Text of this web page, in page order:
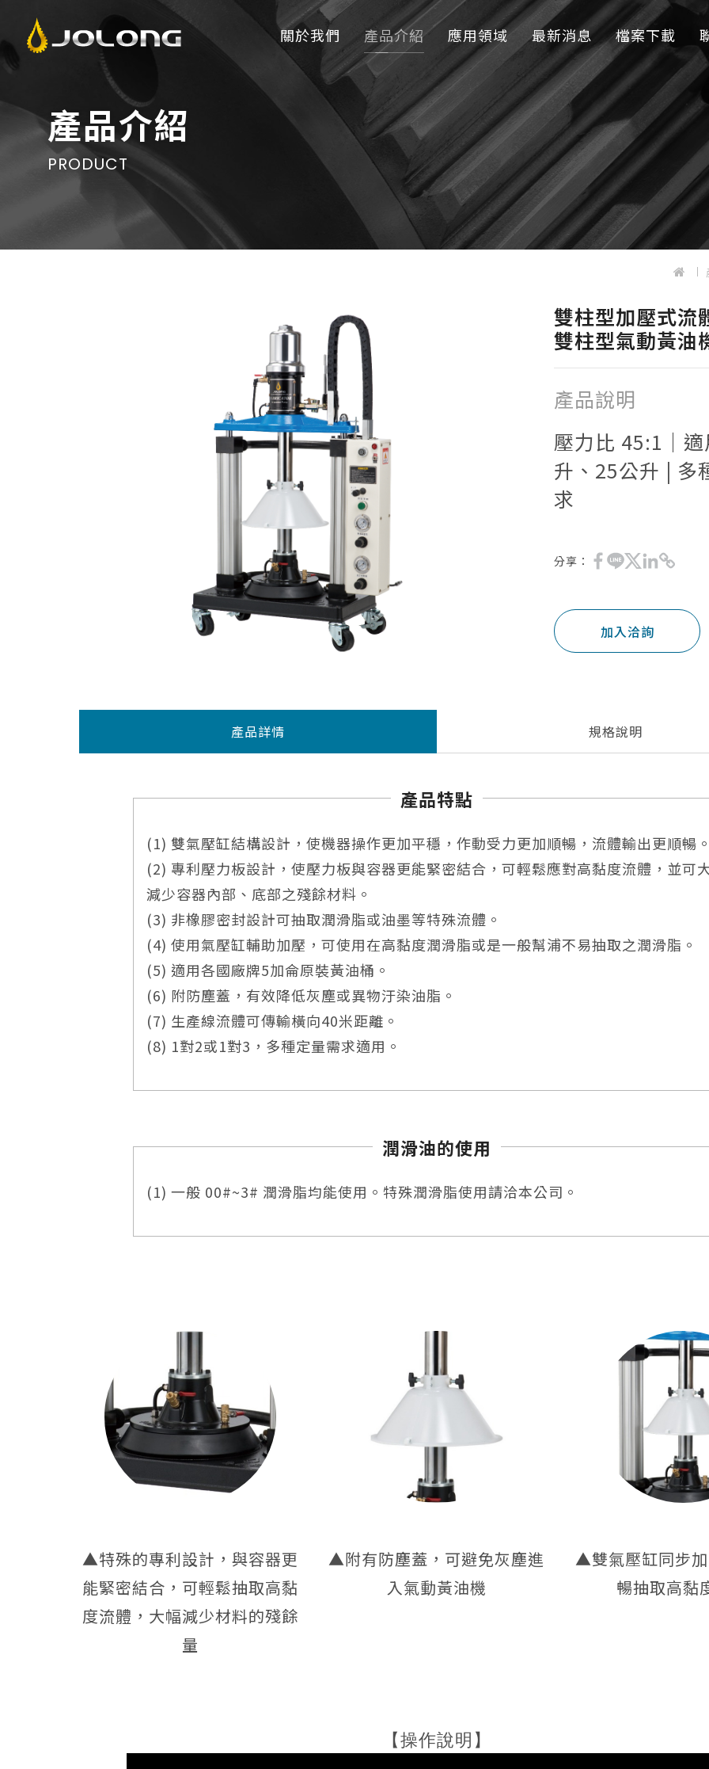
關於我們 產品介紹 應用領域 最新消息 檔案下載
產品介紹
PRODUCT
雙柱型加壓式流
雙柱型氣動黃油
產品說明
壓力比 45:1｜
升、25公升 | 多
求
分享：
加入洽詢
產品詳情 規格說明
產品特點
(1) 雙氣壓缸結構設計，使機器操作更加平穩，作動受力更加順暢，流體輸出更順暢
(2) 專利壓力板設計，使壓力板與容器更能緊密結合，可輕鬆應對高黏度流體，並可
減少容器內部、底部之殘餘材料。
(3) 非橡膠密封設計可抽取潤滑脂或油墨等特殊流體。
(4) 使用氣壓缸輔助加壓，可使用在高黏度潤滑脂或是一般幫浦不易抽取之潤滑脂。
(5) 適用各國廠牌5加侖原裝黃油桶。
(6) 附防塵蓋，有效降低灰塵或異物汙染油脂。
(7) 生產線流體可傳輸橫向40米距離。
(8) 1對2或1對3，多種定量需求適用。
潤滑油的使用
(1) 一般 00#~3# 潤滑脂均能使用。特殊潤滑脂使用請洽本公司。
▲特殊的專利設計，與容器更
能緊密結合，可輕鬆抽取高黏
度流體，大幅減少材料的殘餘
量
▲附有防塵蓋，可避免灰塵進
入氣動黃油機
▲雙氣壓缸同步
暢抽取高黏
【操作說明】
HV107
容量 20L
空氣輸入壓力
黃油輸出壓力
輸出量
69.5 kg
材積 17.7'